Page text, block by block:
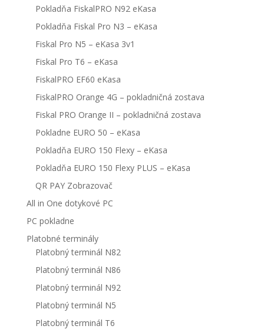
Pokladňa FiskalPRO N92 eKasa
Pokladňa Fiskal Pro N3 – eKasa
Fiskal Pro N5 – eKasa 3v1
Fiskal Pro T6 – eKasa
FiskalPRO EF60 eKasa
FiskalPRO Orange 4G – pokladničná zostava
Fiskal PRO Orange II – pokladničná zostava
Pokladne EURO 50 – eKasa
Pokladňa EURO 150 Flexy – eKasa
Pokladňa EURO 150 Flexy PLUS – eKasa
QR PAY Zobrazovač
All in One dotykové PC
PC pokladne
Platobné terminály
Platobný terminál N82
Platobný terminál N86
Platobný terminál N92
Platobný terminál N5
Platobný terminál T6